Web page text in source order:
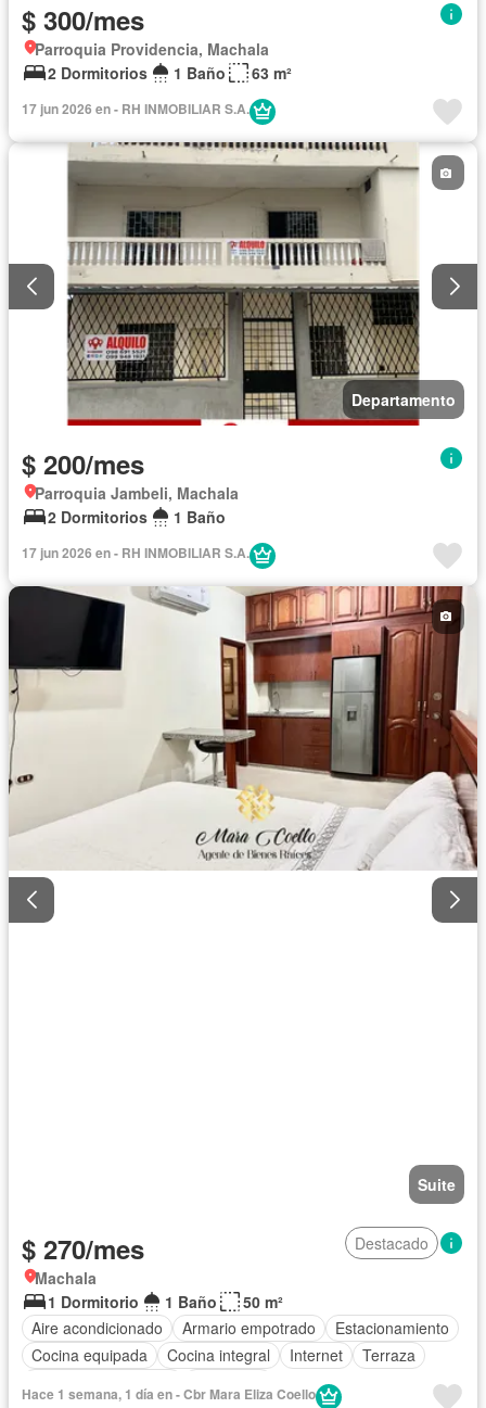
$ 300/mes
Parroquia Providencia, Machala
2 Dormitorios
1 Baño 63 m²
17 jun 2026 en - RH INMOBILIAR S.A.
Departamento
$ 200/mes
Parroquia Jambeli, Machala
2 Dormitorios
1 Baño
17 jun 2026 en - RH INMOBILIAR S.A.
Suite
$ 270/mes
Destacado
Machala
1 Dormitorio
1 Baño
50 m²
Aire acondicionado
Armario empotrado
Estacionamiento
Cocina equipada
Cocina integral Internet
Terraza
Hace 1 semana, 1 día en - Cbr Mara Eliza Coello